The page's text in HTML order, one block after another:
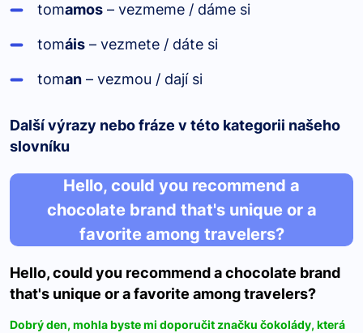
tomamos – vezmeme / dáme si
tomáis – vezmete / dáte si
toman – vezmou / dají si
Další výrazy nebo fráze v této kategorii našeho
slovníku
Hello, could you recommend a
chocolate brand that's unique or a
favorite among travelers?
Hello, could you recommend a chocolate brand
that's unique or a favorite among travelers?
Dobrý den, mohla byste mi doporučit značku čokolády, která